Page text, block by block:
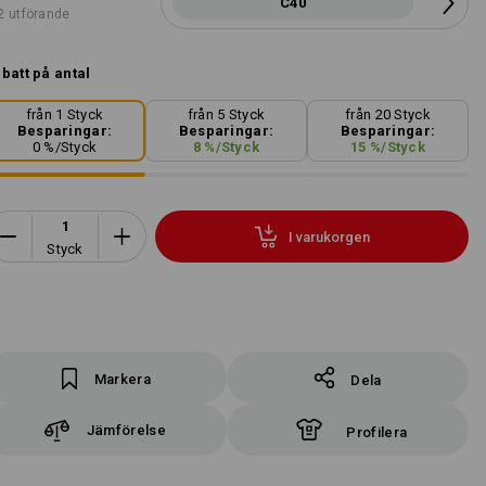
utförande
på antal
från 1 Styck
Besparingar:
0%/Styck
från 5 Styck
Besparingar:
8%/Styck
från 20 Styck
Besparingar:
15 %/Styck
Styck
I varukorgen
Markera Dela
Jämförelse Profilera